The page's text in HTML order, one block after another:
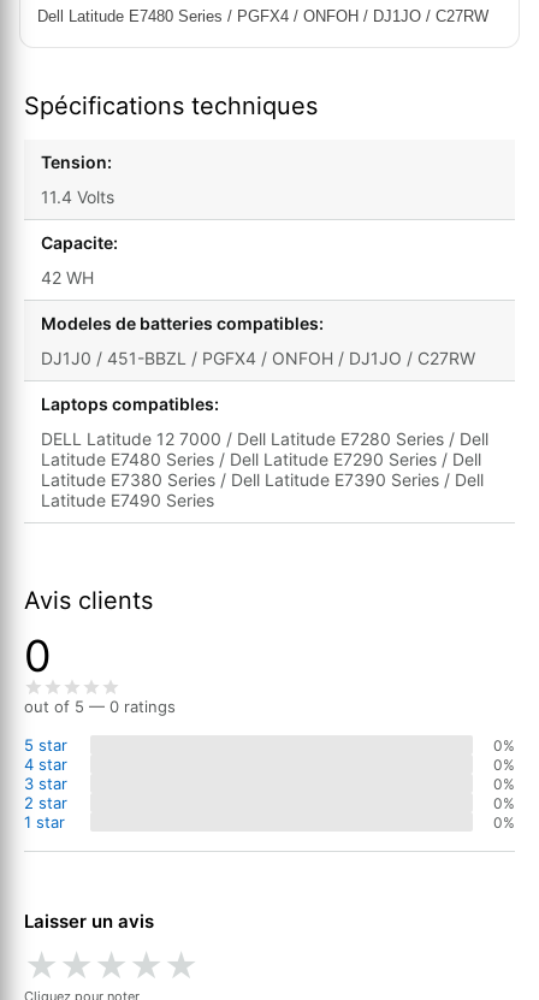
Dell Latitude E7480 Series / PGFX4 / ONFOH / DJ1JO / C27RW
Spécifications techniques
Tension:
11.4 Volts
Capacite:
42 WH
Modeles de batteries compatibles:
DJ1J0 / 451-BBZL / PGFX4 / ONFOH / DJ1JO / C27RW
Laptops compatibles:
DELL Latitude 12 7000 / Dell Latitude E7280 Series / Dell
Latitude E7480 Series / Dell Latitude E7290 Series / Dell
Latitude E7380 Series / Dell Latitude E7390 Series / Dell
Latitude E7490 Series
Avis clients
0
out of 5 — 0 ratings
5 star
0%
4 star 0%
3 star 0%
2 star 0%
1 star 0%
Laisser un avis
★★★★★